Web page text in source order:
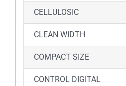
CELLULOSIC
CLEAN WIDTH
COMPACT SIZE
CONTROL DIGITAL